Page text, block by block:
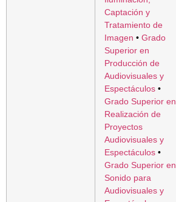
Captación y
Tratamiento de
Imagen • Grado
Superior en
Producción de
Audiovisuales y
Espectáculos •
Grado Superior en
Realización de
Proyectos
Audiovisuales y
Espectáculos •
Grado Superior en
Sonido para
Audiovisuales y